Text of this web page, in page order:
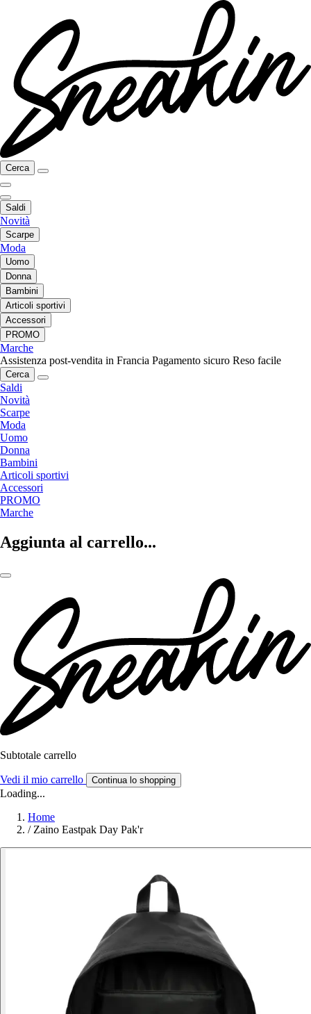
Cerca
Saldi
Novità
Scarpe
Moda
Uomo
Donna
Bambini
Articoli sportivi
Accessori
PROMO
Marche
Assistenza post-vendita in Francia Pagamento sicuro Reso facile
Cerca
Saldi
Novità
Scarpe
Moda
Uomo
Donna
Bambini
Articoli sportivi
Accessori
PROMO
Marche
Aggiunta al carrello...
Subtotale carrello
Vedi il mio carrello Continua lo shopping
Loading...
Home
/ Zaino Eastpak Day Pak'r